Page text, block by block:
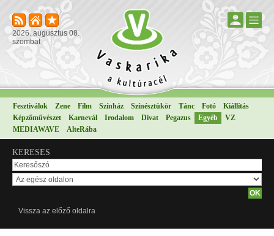
2026. augusztus 08.
szombat
Fesztiválok Zene Film Színház Színésztükör Tánc Fotó
Kiállítás
Képzőművészet
Karnevál Irodalom Divat Pegazus Egyéb
VZ
MEDIAWAVE
AlteRába
KERESÉS
Vissza az előző oldalra